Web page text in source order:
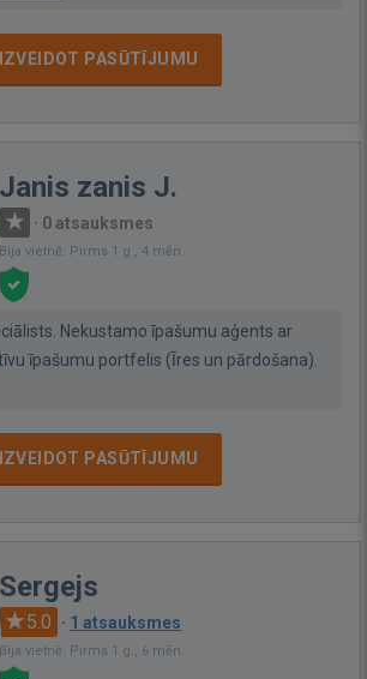
IZVEIDOT PASŪTĪJUMU
Janis zanis J.
· 0 atsauksmes
Bija vietnē: Pirms 1 g., 4 mēn.
Nekustamo īpašumu aģents ar
īpašumu portfelis (Īres un pārdošana).
IZVEIDOT PASŪTĪJUMU
Sergejs
5.0 · 1 atsauksmes
Bija vietnē: Pirms 1 g., 6 mēn.